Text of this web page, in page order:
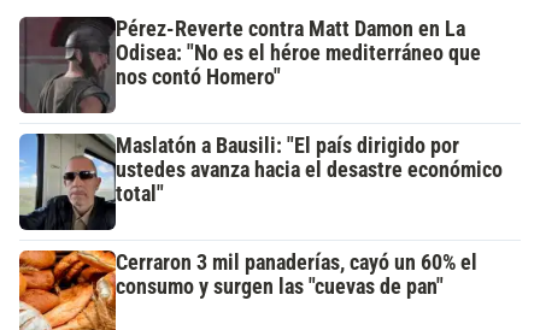
Pérez-Reverte contra Matt Damon en La
Odisea: "No es el héroe mediterráneo que
nos contó Homero"
Maslatón a Bausili: "El país dirigido por
ustedes avanza hacia el desastre económico
total"
Cerraron 3 mil panaderías, cayó un 60% el
consumo y surgen las "cuevas de pan"